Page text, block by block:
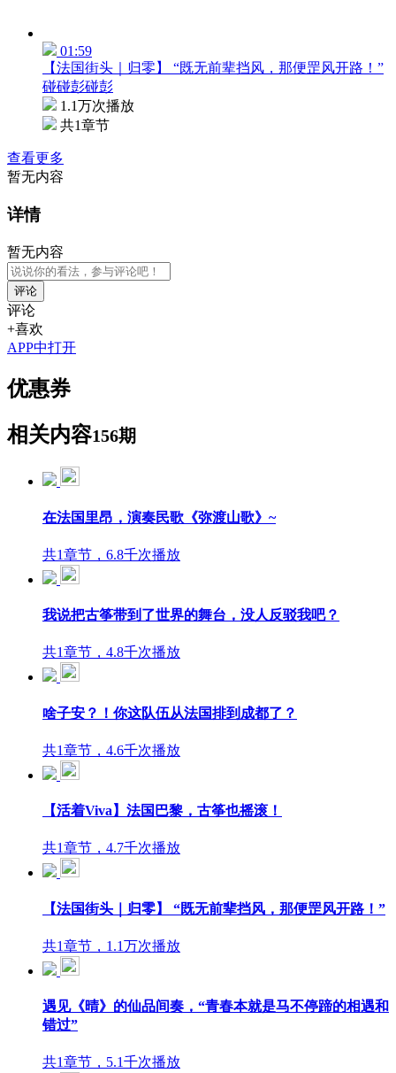
01:59
【法国街头｜归零】 “既无前辈挡风，那便罡风开路！”
碰碰彭碰彭
1.1万次播放
共1章节
查看更多
暂无内容
详情
暂无内容
评论
评论
+喜欢
APP中打开
优惠券
相关内容156期
在法国里昂，演奏民歌《弥渡山歌》~
共1章节，6.8千次播放
我说把古筝带到了世界的舞台，没人反驳我吧？
共1章节，4.8千次播放
啥子安？！你这队伍从法国排到成都了？
共1章节，4.6千次播放
【活着Viva】法国巴黎，古筝也摇滚！
共1章节，4.7千次播放
【法国街头｜归零】 “既无前辈挡风，那便罡风开路！”
共1章节，1.1万次播放
遇见《晴》的仙品间奏，“青春本就是马不停蹄的相遇和
错过”
共1章节，5.1千次播放